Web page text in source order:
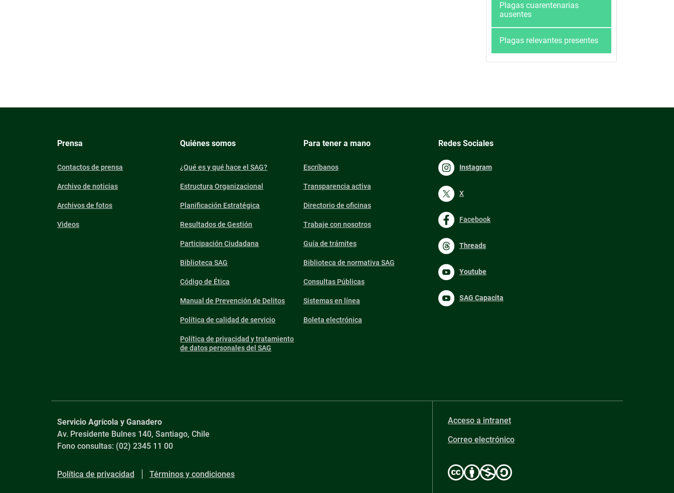
Plagas cuarentenarias
ausentes
Plagas relevantes presentes
Prensa
Contactos de prensa
Archivo de noticias
Archivos de fotos
Videos
Quiénes somos
¿Qué es y qué hace el SAG?
Estructura Organizacional
Planificación Estratégica
Resultados de Gestión
Participación Ciudadana
Biblioteca SAG
Código de Ética
Manual de Prevención de Delitos
Política de calidad de servicio
Política de privacidad y tratamiento
de datos personales del SAG
Para tener a mano
Escríbanos
Transparencia activa
Directorio de oficinas
Trabaje con nosotros
Guía de trámites
Biblioteca de normativa SAG
Consultas Públicas
Sistemas en línea
Boleta electrónica
Redes Sociales
Instagram
X
Facebook
Threads
Youtube
SAG Capacita
Servicio Agrícola y Ganadero
Av. Presidente Bulnes 140, Santiago, Chile
Fono consultas: (02) 2345 11 00
Política de privacidad Términos y condiciones
Acceso a intranet
Correo electrónico